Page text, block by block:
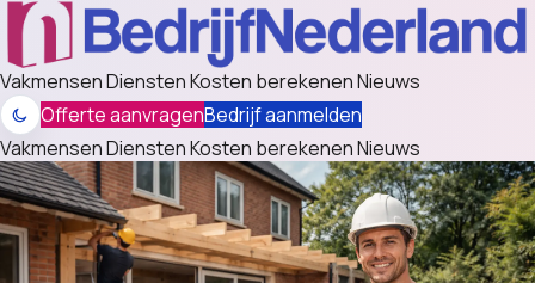
VakmensenDienstenKosten berekenenNieuws
Offerte aanvragenBedrijf aanmelden
VakmensenDienstenKosten berekenenNieuws